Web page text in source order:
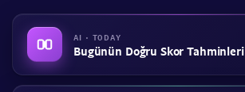
AI · TODAY
Bugünün Doğru Skor Tahminleri